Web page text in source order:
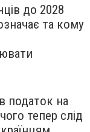
до 2028
та кому
податок на
тепер слід